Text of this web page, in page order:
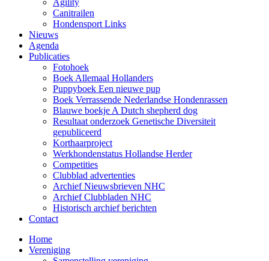
Agility
Canitrailen
Hondensport Links
Nieuws
Agenda
Publicaties
Fotohoek
Boek Allemaal Hollanders
Puppyboek Een nieuwe pup
Boek Verrassende Nederlandse Hondenrassen
Blauwe boekje A Dutch shepherd dog
Resultaat onderzoek Genetische Diversiteit
gepubliceerd
Korthaarproject
Werkhondenstatus Hollandse Herder
Competities
Clubblad advertenties
Archief Nieuwsbrieven NHC
Archief Clubbladen NHC
Historisch archief berichten
Contact
Home
Vereniging